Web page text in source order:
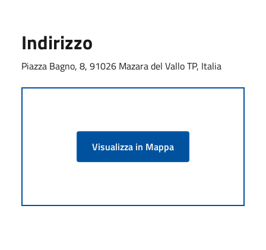
Indirizzo
Piazza Bagno, 8, 91026 Mazara del Vallo TP, Italia
Visualizza in Mappa